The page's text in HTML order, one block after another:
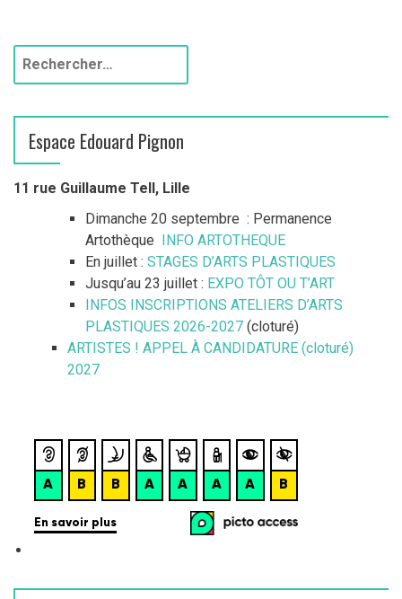
Espace Edouard Pignon
11 rue Guillaume Tell, Lille
Dimanche 20 septembre : Permanence
Artothèque
INFO ARTOTHEQUE
En juillet : STAGES D’ARTS PLASTIQUES
Jusqu’au 23 juillet : EXPO TÔT OU T’ART
INFOS INSCRIPTIONS ATELIERS D’ARTS
PLASTIQUES 2026-2027 (cloturé)
ARTISTES ! APPEL À CANDIDATURE (cloturé)
2027